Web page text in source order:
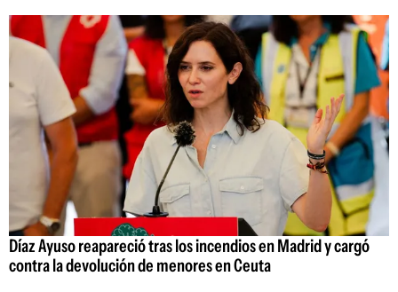
Díaz Ayuso reapareció tras los incendios en Madrid y cargó
contra la devolución de menores en Ceuta